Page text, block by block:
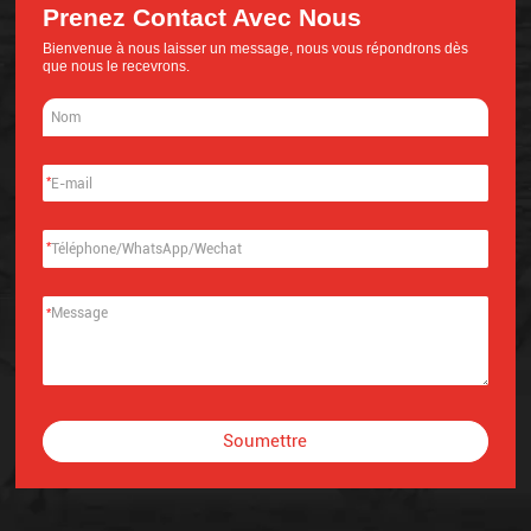
Prenez Contact Avec Nous
Bienvenue à nous laisser un message, nous vous répondrons dès
que nous le recevrons.
*
*
*
Soumettre